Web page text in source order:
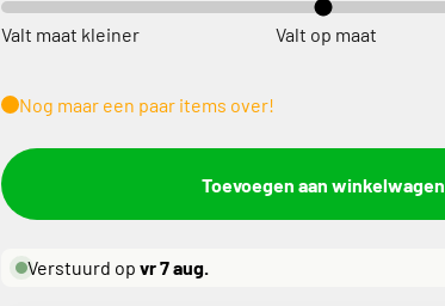
Valt maat kleiner Valt op maat
Nog maar een paar items over!
Toevoegen aan winkelwagen
Verstuurd op vr 7 aug.